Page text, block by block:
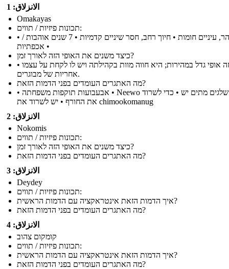
الانزلاق: 1
Omakayas
תכונות פיזיות / תווים:
• זוהר, עיניים חומות • חיוך רחב, חסר שיניים קדמיות • 7 שנים אוהבות /
אכפתיות •
כיצד משנים את האופי הזה לאורך זמן?
• זה אופי גדל במהירות; היא חווה מוות בקהילתה ויש לו לקחת על עצמו
אחריות של מבוגרים.
מה האתגרים העומדים בפני הדמות הזאת?
• אבעבועות תוקפות משפחתה • Neewo ועשר שלגים מתים יש • כדי לשרוד
את החורף • יש לשרוד את chimookomanug
الانزلاق: 2
Nokomis
תכונות פיזיות / תווים:
כיצד משנים את האופי הזה לאורך זמן?
מה האתגרים העומדים בפני הדמות הזאת?
الانزلاق: 3
Deydey
תכונות פיזיות / תווים:
איך הדמות הזאת אינטראקציה עם הדמות הראשית?
מה האתגרים העומדים בפני הדמות הזאת?
الانزلاق: 4
קומקום צהוב
תכונות פיזיות / תווים:
איך הדמות הזאת אינטראקציה עם הדמות הראשית?
מה האתגרים העומדים בפני הדמות הזאת?